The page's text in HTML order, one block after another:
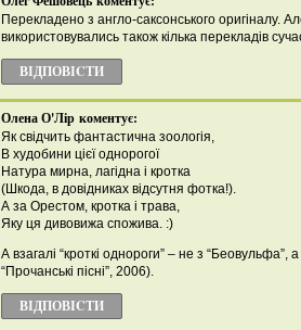
Перекладено з англо-саксонського оригіналу.
використовувались також кілька перекладів
ВІДПОВІCТИ
Олена О'Лір коментує:
Як свідчить фантастична зоологія,
В худобини цієї однорогої
Натура мирна, лагідна і кротка
(Шкода, в довідниках відсутня фотка!).
А за Орестом, кротка і трава,
Яку ця дивовижа спожива. :)
А взагалі “кроткі однороги” – не з “Беовульфа”,
“Прочанські пісні”, 2006).
ВІДПОВІCТИ